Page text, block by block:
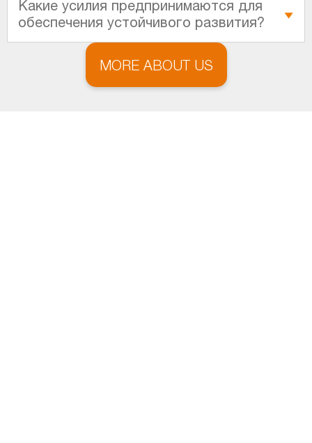
Какие усилия предпринимаются для
обеспечения устойчивого развития?
MORE ABOUT US